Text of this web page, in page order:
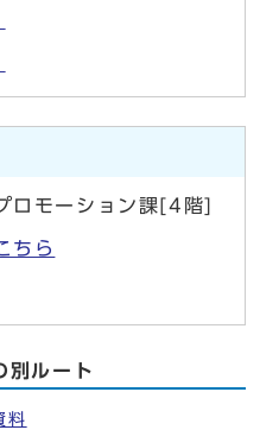
ロモーション課[4階]
ちら
別ルート
料